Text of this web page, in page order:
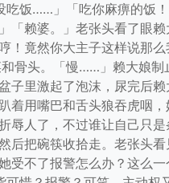
饭……」「吃你麻痹的饭
「赖婆。」老张头看了眼
！竟然你大主子这样说那
骨头。「慢……」赖大娘制
子里激起了泡沫，尿完后
着用嘴巴和舌头狼吞虎咽
辱人了，不过谁让自己只
后把碗筷收拾走。老张头
受不了报警怎么办？这么